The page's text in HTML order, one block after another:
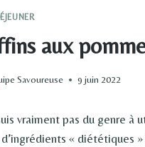
aux
Savoureuse 9 juin 2022
vraiment pas du genre à
« diététiques